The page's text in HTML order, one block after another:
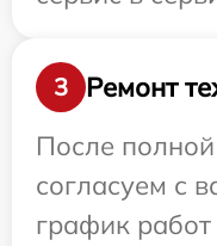
3
Ремонт
После
согласуем с
график